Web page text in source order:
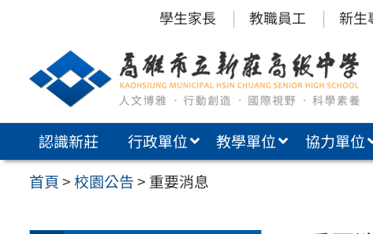
內
學生家長 教職員工 新生
認識新莊 行政單位 教學單位 協力單位
首頁>校園公告> 重要消息